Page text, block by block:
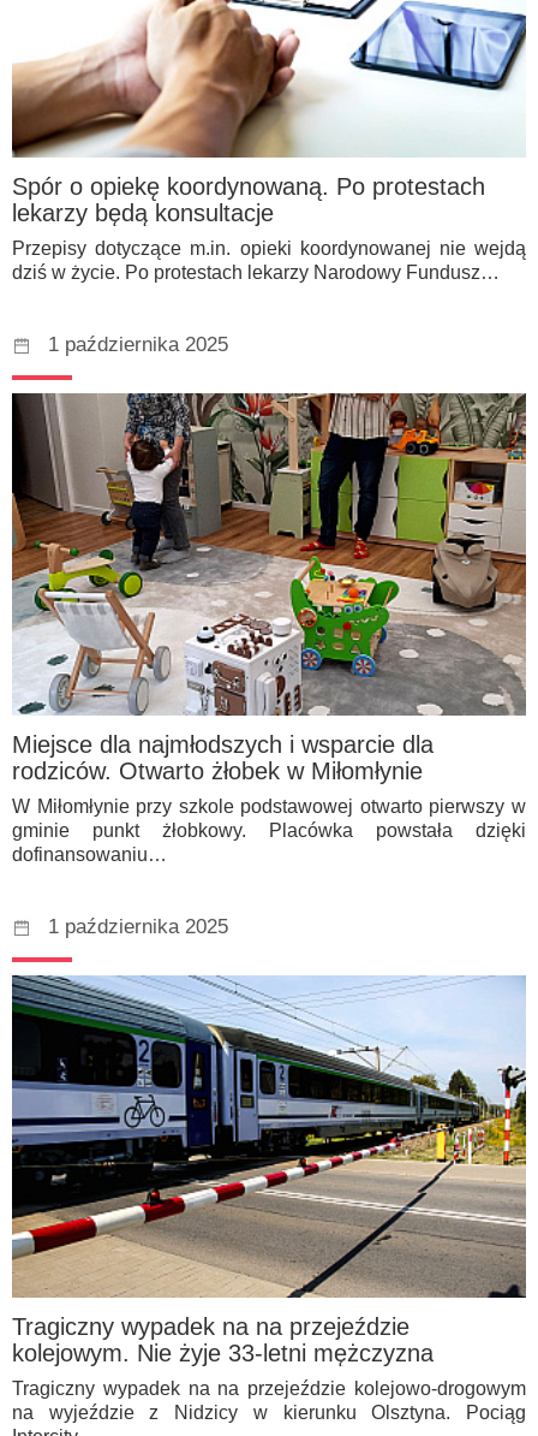
Spór o opiekę koordynowaną. Po protestach
lekarzy będą konsultacje
Przepisy dotyczące m.in. opieki koordynowanej nie wejdą
dziś w życie. Po protestach lekarzy Narodowy Fundusz…
1 października 2025
Miejsce dla najmłodszych i wsparcie dla
rodziców. Otwarto żłobek w Miłomłynie
W Miłomłynie przy szkole podstawowej otwarto pierwszy w
gminie punkt żłobkowy. Placówka powstała dzięki
dofinansowaniu…
1 października 2025
Tragiczny wypadek na na przejeździe
kolejowym. Nie żyje 33-letni mężczyzna
Tragiczny wypadek na na przejeździe kolejowo-drogowym
na wyjeździe z Nidzicy w kierunku Olsztyna. Pociąg